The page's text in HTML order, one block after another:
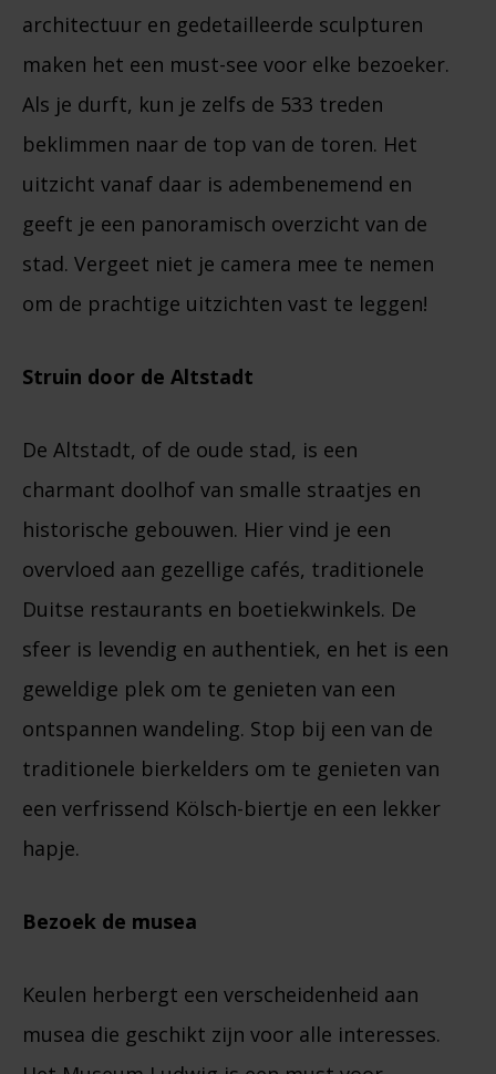
architectuur en gedetailleerde sculpturen
maken het een must-see voor elke bezoeker.
Als je durft, kun je zelfs de 533 treden
beklimmen naar de top van de toren. Het
uitzicht vanaf daar is adembenemend en
geeft je een panoramisch overzicht van de
stad. Vergeet niet je camera mee te nemen
om de prachtige uitzichten vast te leggen!
Struin door de Altstadt
De Altstadt, of de oude stad, is een
charmant doolhof van smalle straatjes en
historische gebouwen. Hier vind je een
overvloed aan gezellige cafés, traditionele
Duitse restaurants en boetiekwinkels. De
sfeer is levendig en authentiek, en het is een
geweldige plek om te genieten van een
ontspannen wandeling. Stop bij een van de
traditionele bierkelders om te genieten van
een verfrissend Kölsch-biertje en een lekker
hapje.
Bezoek de musea
Keulen herbergt een verscheidenheid aan
musea die geschikt zijn voor alle interesses.